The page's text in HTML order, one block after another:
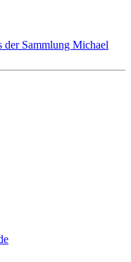
der Sammlung Michael